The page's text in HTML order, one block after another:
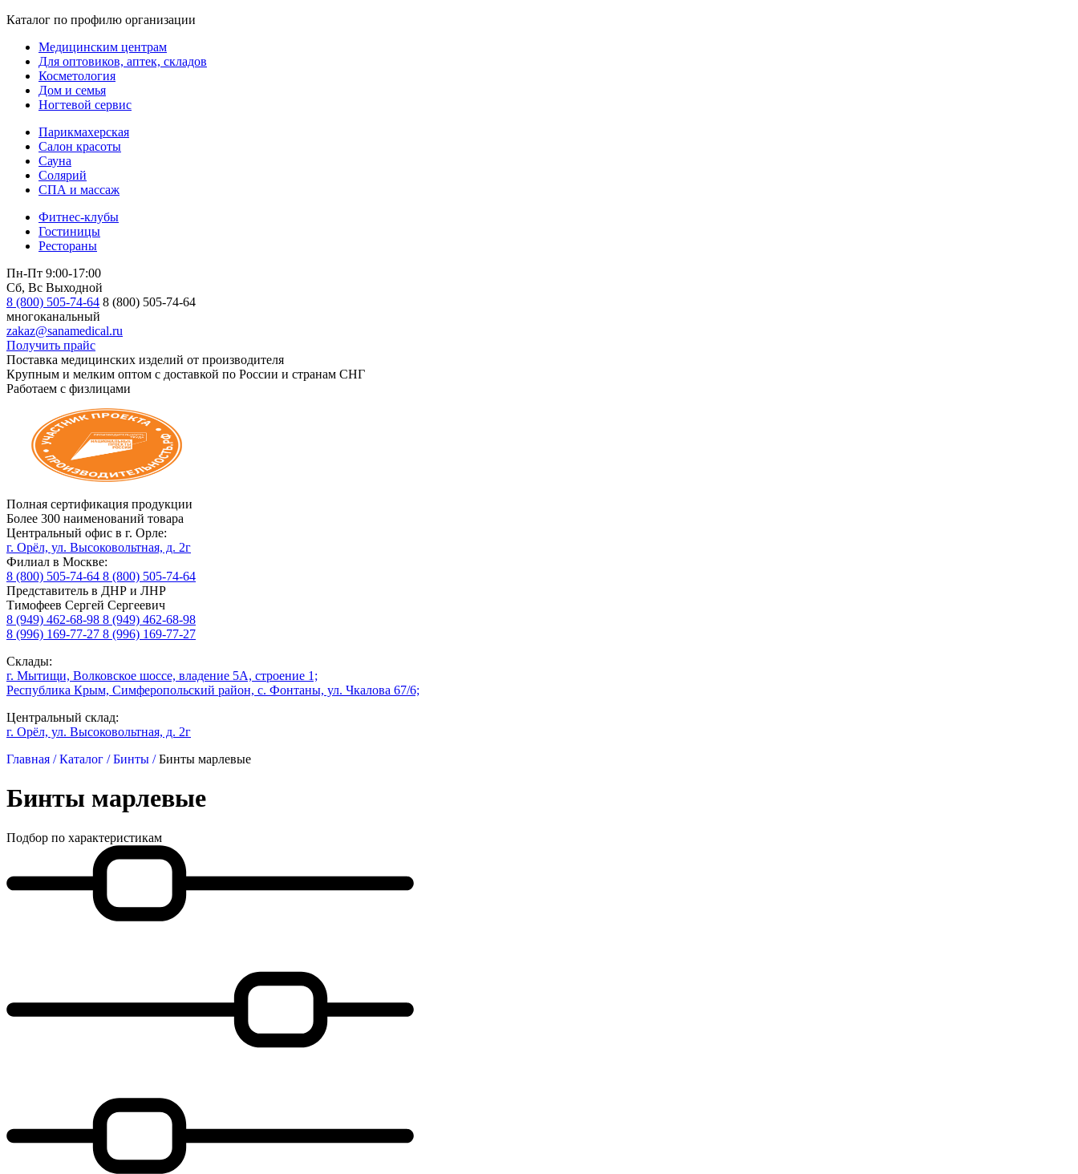
Каталог по профилю организации
Медицинским центрам
Для оптовиков, аптек, складов
Косметология
Дом и семья
Ногтевой сервис
Парикмахерская
Салон красоты
Сауна
Солярий
СПА и массаж
Фитнес-клубы
Гостиницы
Рестораны
Пн-Пт 9:00-17:00
Сб, Вс Выходной
8 (800) 505-74-64 8 (800) 505-74-64
многоканальный
zakaz@sanamedical.ru
Получить прайс
Поставка медицинских изделий от производителя
Крупным и мелким оптом с доставкой по России и странам СНГ
Работаем с физлицами
Полная сертификация продукции
Более 300 наименований товара
Центральный офис в г. Орле:
г. Орёл, ул. Высоковольтная, д. 2г
Филиал в Москве:
8 (800) 505-74-64 8 (800) 505-74-64
Представитель в ДНР и ЛНР
Тимофеев Сергей Сергеевич
8 (949) 462-68-98 8 (949) 462-68-98
8 (996) 169-77-27 8 (996) 169-77-27
Склады:
г. Мытищи, Волковское шоссе, владение 5А, строение 1;
Республика Крым, Симферопольский район, с. Фонтаны, ул. Чкалова 67/6;
Центральный склад:
г. Орёл, ул. Высоковольтная, д. 2г
Главная /Каталог /Бинты /Бинты марлевые
Бинты марлевые
Подбор по характеристикам